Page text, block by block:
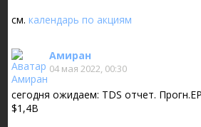
см.календарь по акциям
Амиран
04 мая 2022, 00:30
сегодня ожидаем: TDS отчет.
$1,4B